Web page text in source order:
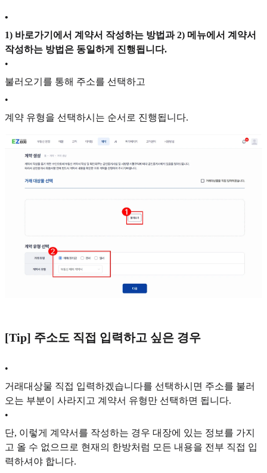
•
1) 바로가기에서 계약서 작성하는 방법과 2) 메뉴에서 계약서
작성하는 방법은 동일하게 진행됩니다.
•
불러오기를 통해 주소를 선택하고
•
계약 유형을 선택하시는 순서로 진행됩니다.
[Tip] 주소도 직접 입력하고 싶은 경우
•
거래대상물 직접 입력하겠습니다를 선택하시면 주소를 불러
오는 부분이 사라지고 계약서 유형만 선택하면 됩니다.
•
단, 이렇게 계약서를 작성하는 경우 대장에 있는 정보를 가지
고 올 수 없으므로 현재의 한방처럼 모든 내용을 전부 직접 입
력하셔야 합니다.